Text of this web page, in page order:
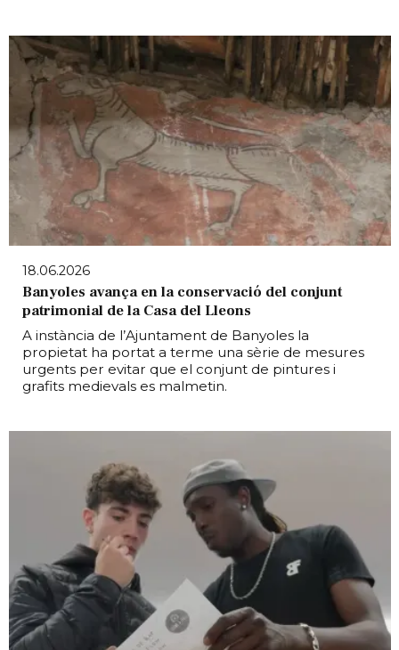
18.06.2026
Banyoles avança en la conservació del conjunt
patrimonial de la Casa del Lleons
A instància de l’Ajuntament de Banyoles la
propietat ha portat a terme una sèrie de mesures
urgents per evitar que el conjunt de pintures i
grafits medievals es malmetin.